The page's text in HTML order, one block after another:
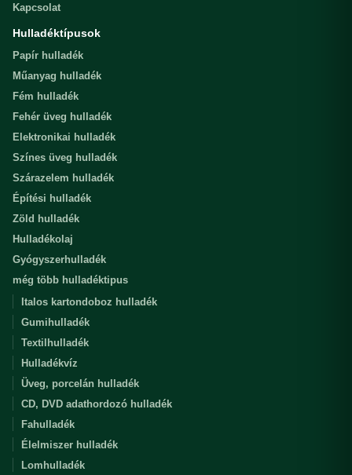
Kapcsolat
Hulladéktípusok
Papír hulladék
Műanyag hulladék
Fém hulladék
Fehér üveg hulladék
Elektronikai hulladék
Színes üveg hulladék
Szárazelem hulladék
Építési hulladék
Zöld hulladék
Hulladékolaj
Gyógyszerhulladék
még több hulladéktipus
Italos kartondoboz hulladék
Gumihulladék
Textilhulladék
Hulladékvíz
Üveg, porcelán hulladék
CD, DVD adathordozó hulladék
Fahulladék
Élelmiszer hulladék
Lomhulladék